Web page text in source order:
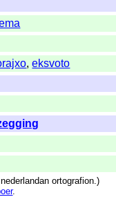
,eksvoto
nederlandan ortografion .)
.